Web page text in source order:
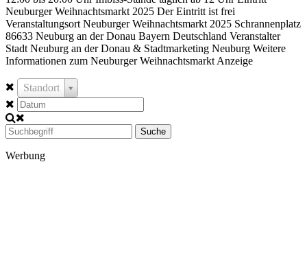
Neuburger Weihnachtsmarkt 2025 Der Eintritt ist frei
Veranstaltungsort Neuburger Weihnachtsmarkt 2025 Schrannenplatz
86633 Neuburg an der Donau Bayern Deutschland Veranstalter
Stadt Neuburg an der Donau & Stadtmarketing Neuburg Weitere
Informationen zum Neuburger Weihnachtsmarkt Anzeige
Standort
Suche
Werbung